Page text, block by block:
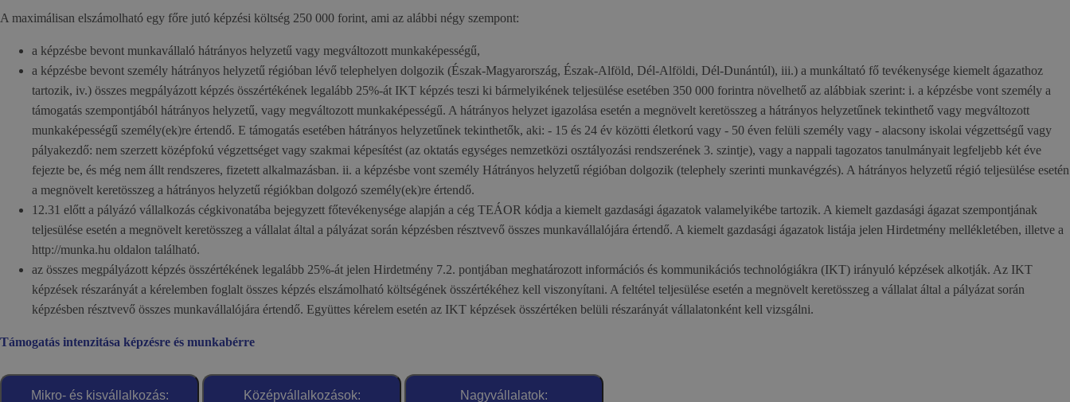
A maximálisan elszámolható egy főre jutó képzési költség 250 000 forint, ami az alábbi négy szempont:
a képzésbe bevont munkavállaló hátrányos helyzetű vagy megváltozott munkaképességű,
a képzésbe bevont személy hátrányos helyzetű régióban lévő telephelyen dolgozik (Észak-Magyarország, Észak-Alföld, Dél-Alföldi, Dél-Dunántúl), iii.) a munkáltató fő tevékenysége kiemelt ágazathoz
tartozik, iv.) összes megpályázott képzés összértékének legalább 25%-át IKT képzés teszi ki bármelyikének teljesülése esetében 350 000 forintra növelhető az alábbiak szerint: i. a képzésbe vont személy a
támogatás szempontjából hátrányos helyzetű, vagy megváltozott munkaképességű. A hátrányos helyzet igazolása esetén a megnövelt keretösszeg a hátrányos helyzetűnek tekinthető vagy megváltozott
munkaképességű személy(ek)re értendő. E támogatás esetében hátrányos helyzetűnek tekinthetők, aki: - 15 és 24 év közötti életkorú vagy - 50 éven felüli személy vagy - alacsony iskolai végzettségű vagy
pályakezdő: nem szerzett középfokú végzettséget vagy szakmai képesítést (az oktatás egységes nemzetközi osztályozási rendszerének 3. szintje), vagy a nappali tagozatos tanulmányait legfeljebb két éve
fejezte be, és még nem állt rendszeres, fizetett alkalmazásban. ii. a képzésbe vont személy Hátrányos helyzetű régióban dolgozik (telephely szerinti munkavégzés). A hátrányos helyzetű régió teljesülése esetén
a megnövelt keretösszeg a hátrányos helyzetű régiókban dolgozó személy(ek)re értendő.
12.31 előtt a pályázó vállalkozás cégkivonatába bejegyzett főtevékenysége alapján a cég TEÁOR kódja a kiemelt gazdasági ágazatok valamelyikébe tartozik. A kiemelt gazdasági ágazat szempontjának
teljesülése esetén a megnövelt keretösszeg a vállalat által a pályázat során képzésben résztvevő összes munkavállalójára értendő. A kiemelt gazdasági ágazatok listája jelen Hirdetmény mellékletében, illetve a
http://munka.hu oldalon található.
az összes megpályázott képzés összértékének legalább 25%-át jelen Hirdetmény 7.2. pontjában meghatározott információs és kommunikációs technológiákra (IKT) irányuló képzések alkotják. Az IKT
képzések részarányát a kérelemben foglalt összes képzés elszámolható költségének összértékéhez kell viszonyítani. A feltétel teljesülése esetén a megnövelt keretösszeg a vállalat által a pályázat során
képzésben résztvevő összes munkavállalójára értendő. Együttes kérelem esetén az IKT képzések összértéken belüli részarányát vállalatonként kell vizsgálni.
Támogatás intenzitása képzésre és munkabérre
Mikro- és kisvállalkozás: Középvállalkozások: Nagyvállalatok: